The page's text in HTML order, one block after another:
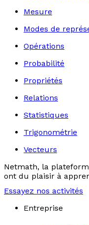
Mesure
Modes de
Opérations
Probabilité
Propriétés
Relations
Statistiques
Trigonométrie
Vecteurs
Netmath, la
ont du plaisir à
Essayez nos activités
Entreprise